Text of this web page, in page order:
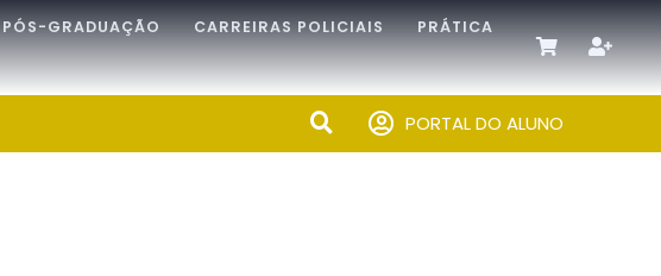
PORTAL DO ALUNO
PÓS-GRADUAÇÃO CARREIRAS POLICIAIS
PRÁTICA